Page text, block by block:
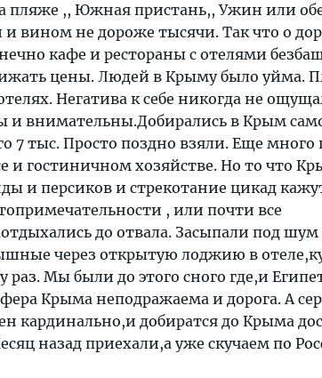
пляже ,, Южная пристань,, Ужин или
вином не дороже тысячи. Так что о
кафе и рестораны с отелями
цены. Людей в Крыму было уйма.
Негатива к себе никогда не
и внимательны.Добирались в Крым
7 тыс. Просто поздно взяли. Еще много
и гостиничном хозяйстве. Но то что
и персиков и стрекотание цикад
, или почти все
до отвала. Засыпали под шум
через открытую лоджию в
раз. Мы были до этого сного где,и
Крыма неподражаема и дорога. А
кардинально,и добиратся до Крыма
назад приехали,а уже скучаем по